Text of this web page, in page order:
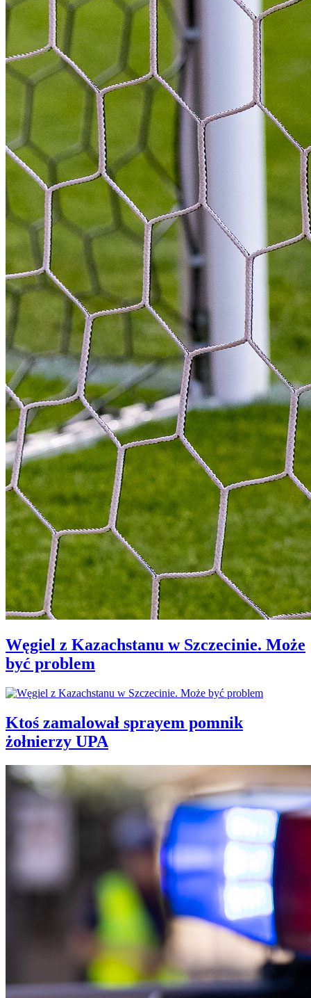
Węgiel z Kazachstanu w Szczecinie. Może
być problem
Ktoś zamalował sprayem pomnik
żołnierzy UPA